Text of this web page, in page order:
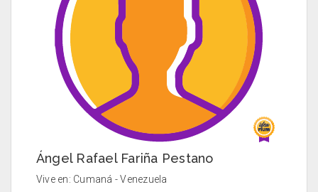
Ángel Rafael Fariña Pestano
Vive en: Cumaná - Venezuela